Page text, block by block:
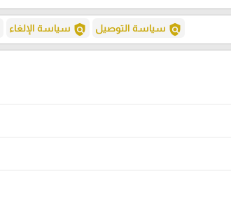
policy سياسة التوصيل policy سياسة الإلغاء